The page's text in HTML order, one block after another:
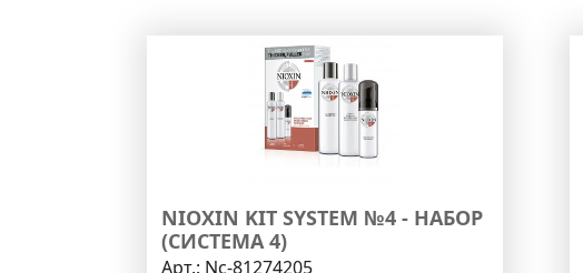
NIOXIN KIT SYSTEM №4 - НАБОР
(СИСТЕМА 4)
Арт.: Nc-81274205